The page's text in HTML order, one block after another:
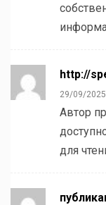
http://
29/09/
Автор
для